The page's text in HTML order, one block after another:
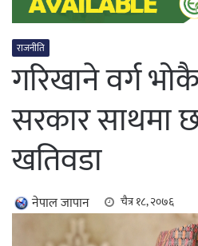
राजनीति
गरिखाने वर्ग
सरकार साथमा
खतिवडा
नेपाल जापान चैत्र १८, २०७६